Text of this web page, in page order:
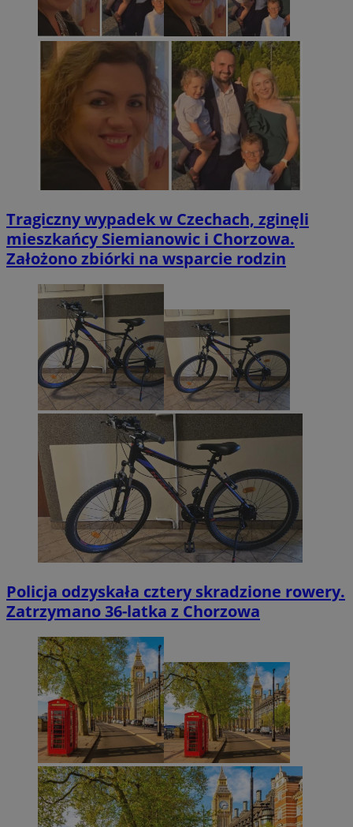
Tragiczny wypadek w Czechach, zginęli
mieszkańcy Siemianowic i Chorzowa.
Założono zbiórki na wsparcie rodzin
Policja odzyskała cztery skradzione rowery.
Zatrzymano 36-latka z Chorzowa